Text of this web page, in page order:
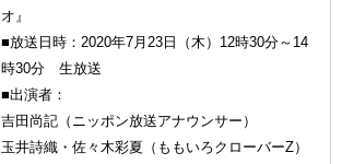
オ』
■放送日時：2020年7月23日（木）12時30分～14
時30分 生放送
■出演者：
吉田尚記（ニッポン放送アナウンサー）
玉井詩織・佐々木彩夏（ももいろクローバーZ）